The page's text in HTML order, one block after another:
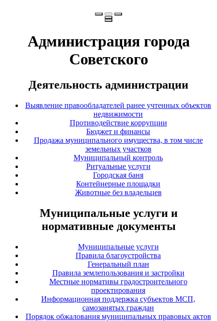
Администрация города
Советского
Деятельность администрации
Выявление правообладателей ранее учтенных объектов
недвижимости
Противодействие коррупции
Бюджет и финансы
Продажа муниципального имущества, в том числе
земельных участков
Муниципальный контроль
Ритуальные услуги
Городская баня
Контейнерные площадки
Животные без владельцев
Муниципальные услуги и
нормативные документы
Муниципальные услуги
Правила благоустройства
Генеральный план
Правила землепользования и застройки
Местные нормативы градостроительного
проектирования
Информационная поддержка субъектов МСП,
самозанятых граждан
Порядок обжалования муниципальных правовых актов